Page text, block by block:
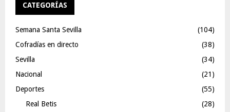
CATEGORÍAS
Semana Santa Sevilla
(104)
Cofradías en directo
(38)
Sevilla
(34)
Nacional
(21)
Deportes
(55)
Real Betis
(28)